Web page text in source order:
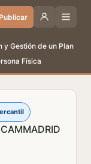
Publicar
y Gestión de un Plan
Física
MADRID